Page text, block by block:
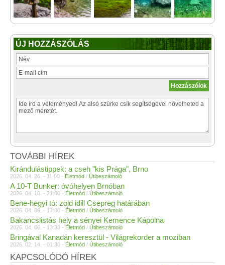
ÚJ HOZZÁSZÓLÁS
TOVÁBBI HÍREK
Kirándulástippek: a cseh "kis Prága", Brno
2026. 04. 26. - 11:00 - Életmód / Útibeszámoló
A 10-T Bunker: óvóhelyen Brnóban
2026. 04. 10. - 21:00 - Életmód / Útibeszámoló
Bene-hegyi tó: zöld idill Csepreg határában
2026. 04. 06. - 17:00 - Életmód / Útibeszámoló
Bakancslistás hely a sényei Kemence Kápolna
2026. 04. 06. - 13:33 - Életmód / Útibeszámoló
Bringával Kanadán keresztül - Világrekorder a moziban
2026. 02. 14. - 01:30 - Életmód / Útibeszámoló
KAPCSOLÓDÓ HÍREK